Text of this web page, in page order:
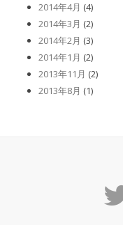
2014年4月 (4)
2014年3月 (2)
2014年2月 (3)
2014年1月 (2)
2013年11月 (2)
2013年8月 (1)